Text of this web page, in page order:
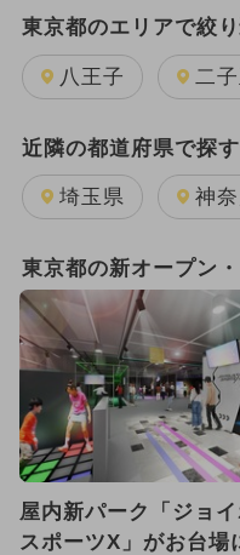
2024年のイベント
夏休み 日帰
GW(ゴールデンウ
2025年11月のイ
2026年1月のイベ
2024年3月のイベ
2026年8月のイベ
2026年7月のイベ
東京都のエリアで絞
八王子 二子
近隣の都道府県で探す
埼玉県 神
東京都の新オープン
屋内新パーク「ジョ
スポーツX」がお台場